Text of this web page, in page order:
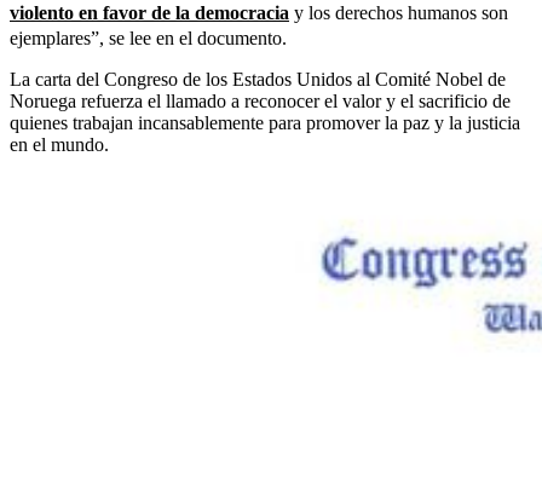
violento en favor de la democracia y los derechos humanos son
ejemplares”, se lee en el documento.
La carta del Congreso de los Estados Unidos al Comité Nobel de
Noruega refuerza el llamado a reconocer el valor y el sacrificio de
quienes trabajan incansablemente para promover la paz y la justicia
en el mundo.